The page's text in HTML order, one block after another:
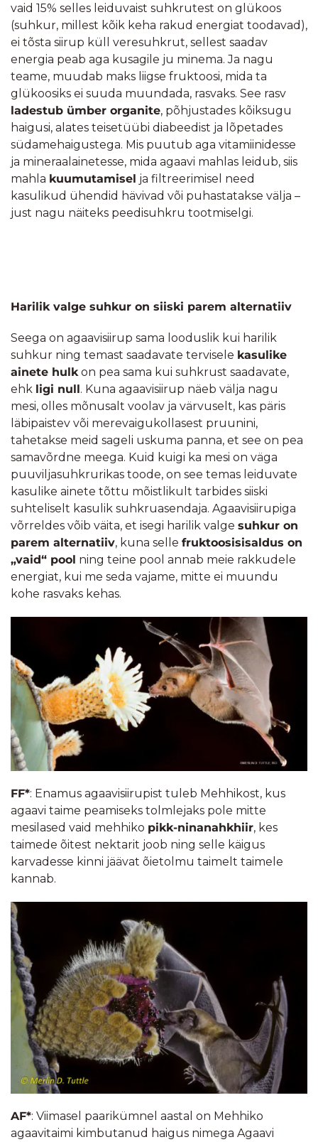
vaid 15% selles leiduvaist suhkrutest on glükoos
(suhkur, millest kõik keha rakud energiat toodavad),
ei tõsta siirup küll veresuhkrut, sellest saadav
energia peab aga kusagile ju minema. Ja nagu
teame, muudab maks liigse fruktoosi, mida ta
glükoosiks ei suuda muundada, rasvaks. See rasv
ladestub ümber organite, põhjustades kõiksugu
haigusi, alates teisetüübi diabeedist ja lõpetades
südamehaigustega. Mis puutub aga vitamiinidesse
ja mineraalainetesse, mida agaavi mahlas leidub, siis
mahla kuumutamisel ja filtreerimisel need
kasulikud ühendid hävivad või puhastatakse välja –
just nagu näiteks peedisuhkru tootmiselgi.
Harilik valge suhkur on siiski parem alternatiiv
Seega on agaavisiirup sama looduslik kui harilik
suhkur ning temast saadavate tervisele kasulike
ainete hulkon pea sama kui suhkrust saadavate,
ehk ligi null. Kuna agaavisiirup näeb välja nagu
mesi, olles mõnusalt voolav ja värvuselt, kas päris
läbipaistev või merevaigukollasest pruunini,
tahetakse meid sageli uskuma panna, et see on pea
samavõrdne meega. Kuid kuigi ka mesi on väga
puuviljasuhkrurikas toode, on see temas leiduvate
kasulike ainete tõttu mõistlikult tarbides siiski
suhteliselt kasulik suhkruasendaja. Agaavisiirupiga
võrreldes võib väita, et isegi harilik valge suhkur on
parem alternatiiv, kuna selle fruktoosisisaldus on
„vaid“ pool ning teine pool annab meie rakkudele
energiat, kui me seda vajame, mitte ei muundu
kohe rasvaks kehas.
FF*: Enamus agaavisiirupist tuleb Mehhikost, kus
agaavi taime peamiseks tolmlejaks pole mitte
mesilased vaid mehhiko pikk-ninanahkhiir, kes
taimede õitest nektarit joob ning selle käigus
karvadesse kinni jäävat õietolmu taimelt taimele
kannab.
AF*: Viimasel paarikümnel aastal on Mehhiko
agaavitaimi kimbutanud haigus nimega Agaavi